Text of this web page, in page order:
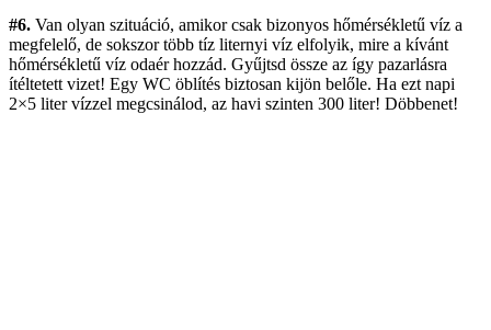
#6. Van olyan szituáció, amikor csak bizonyos hőmérsékletű víz a
megfelelő, de sokszor több tíz liternyi víz elfolyik, mire a kívánt
hőmérsékletű víz odaér hozzád. Gyűjtsd össze az így pazarlásra
ítéltetett vizet! Egy WC öblítés biztosan kijön belőle. Ha ezt napi
2×5 liter vízzel megcsinálod, az havi szinten 300 liter! Döbbenet!